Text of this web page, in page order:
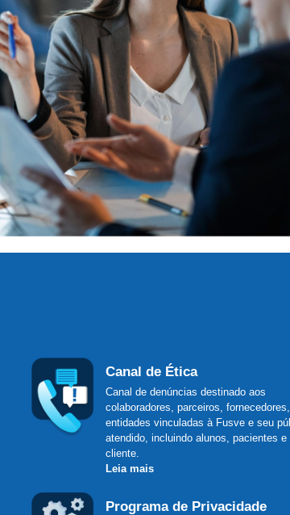
Canal de Ética
Canal de denúncias destinado aos
colaboradores, parceiros, fornecedores,
entidades vinculadas à Fusve e seu
atendido, incluindo alunos, pacientes e
cliente.
Leia mais
Programa de Privacidade